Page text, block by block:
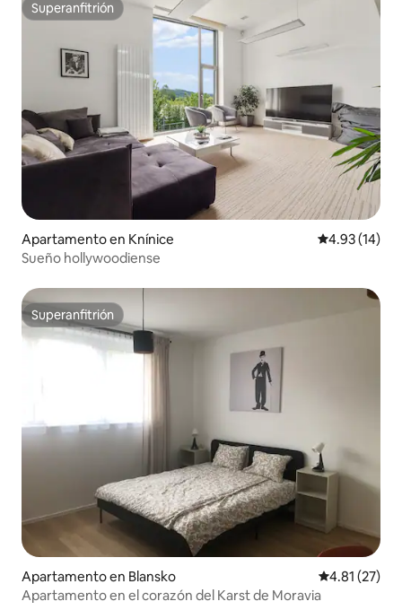
Superanfitrión
Superanfitrión
Apartamento en Knínice Calificación
4.93 (14)
Sueño hollywoodiense
Superanfitrión
Superanfitrión
Apartamento en Blansko Calificación
4.81 (27)
Apartamento en el corazón del Karst de Moravia